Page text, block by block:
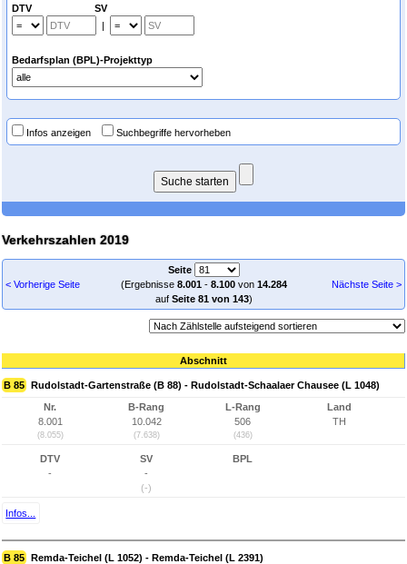
DTV SV
|
Bedarfsplan (BPL)-Projekttyp
Infos anzeigen Suchbegriffe hervorheben
Verkehrszahlen 2019
< Vorherige Seite
Seite
(Ergebnisse 8.001- 8.100von 14.284
auf Seite 81 von 143)
Nächste Seite >
Abschnitt
B 85 Rudolstadt-Gartenstraße (B 88) - Rudolstadt-Schaalaer Chausee (L 1048)
Nr.
8.001
(8.055)
B-Rang
10.042
(7.638)
L-Rang
506
(436)
Land
TH
DTV
-
SV
-
(-)
BPL
Infos...
B 85 Remda-Teichel (L 1052) - Remda-Teichel (L 2391)